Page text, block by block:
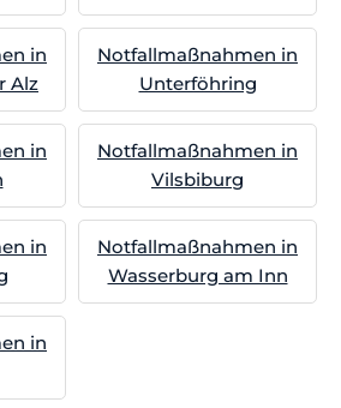
in
Alz
Notfallmaßnahmen in
Unterföhring
in
Notfallmaßnahmen in
Vilsbiburg
in
Notfallmaßnahmen in
Wasserburg am Inn
in